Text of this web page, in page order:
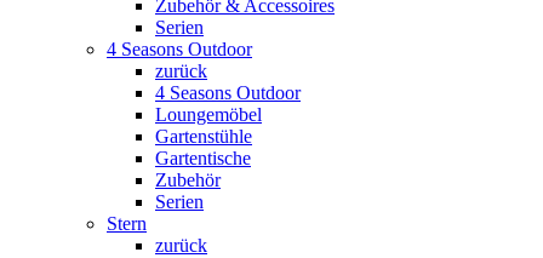
Zubehör & Accessoires
Serien
4 Seasons Outdoor
zurück
4 Seasons Outdoor
Loungemöbel
Gartenstühle
Gartentische
Zubehör
Serien
Stern
zurück